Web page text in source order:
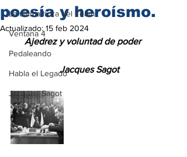
La ultima hora del Team
Ventana 4
Pedaleando
Habla el Legado
Jacques Sagot
poesía y heroísmo.
Actualizado: 15 feb 2024
      Ajedrez y voluntad de poder
Jacques Sagot